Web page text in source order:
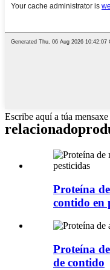
Escribe aquí a túa
relacionado
Proteína
contido en
Proteína
de contido